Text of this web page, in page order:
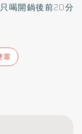
喝開鍋後前20分
塞